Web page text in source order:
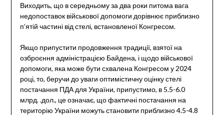
Виходить, що в середньому за два роки питома вага
недопоставок військової допомоги дорівнює приблизно
п’ятій частині від стелі, встановленої Конгресом.
Якщо припустити продовження традиції, взятої на
озброєння адміністрацією Байдена, і щодо військової
допомоги, яка може бути схвалена Конгресом у 2024
році, то, беручи до уваги оптимістичну оцінку стелі
постачання ПДА для України, припустимо, в 5.5-6.0
млрд. .дол., це означає, що фактичні постачання на
територію України можуть становити приблизно 4.5-4.8